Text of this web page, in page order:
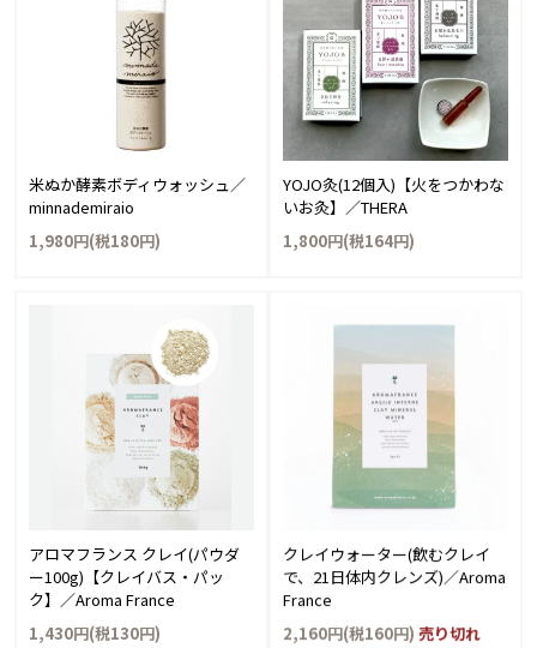
米ぬか酵素ボディウォッシュ／
minnademiraio
1,980円(税180円)
YOJO灸(12個入)【火をつかわな
いお灸】／THERA
1,800円(税164円)
アロマフランス クレイ(パウダ
ー100g)【クレイバス・パッ
ク】／Aroma France
1,430円(税130円)
クレイウォーター(飲むクレイ
で、21日体内クレンズ)／Aroma
France
2,160円(税160円) 売り切れ